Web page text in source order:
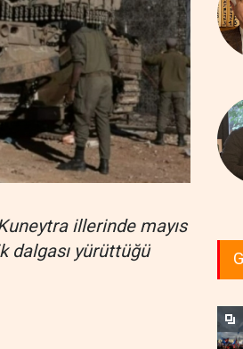
illerinde mayıs
dalgası yürüttüğü